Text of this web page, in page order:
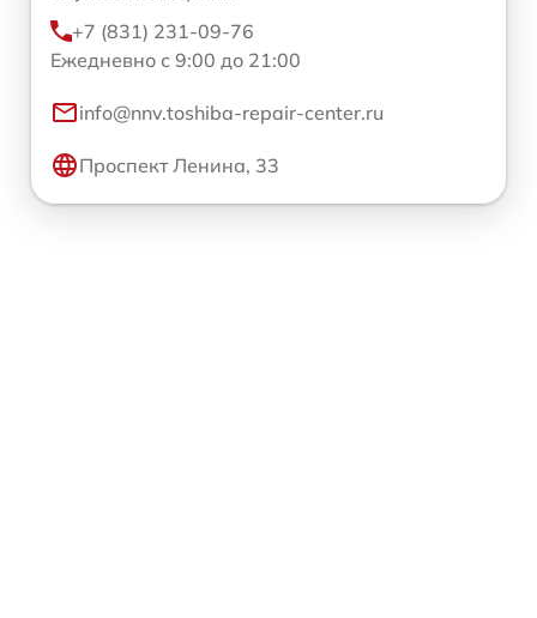
+7 (831) 231-09-76
Ежедневно с 9:00 до 21:00
info@nnv.toshiba-repair-center.ru
Проспект Ленина, 33